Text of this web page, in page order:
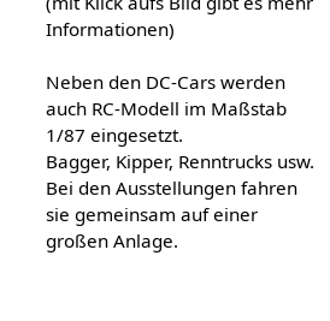
Informationen)
Neben den DC-Cars werden
auch RC-Modell im Maßstab
1/87 eingesetzt.
Bagger, Kipper, Renntrucks usw.
Bei den Ausstellungen fahren
sie gemeinsam auf einer
großen Anlage.